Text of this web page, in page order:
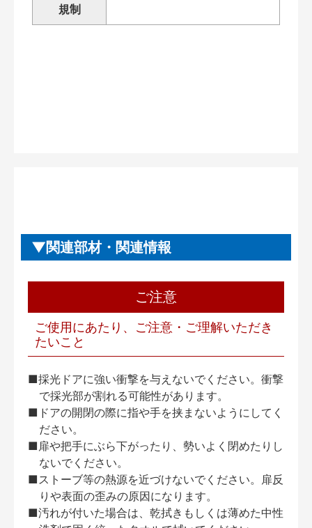
規制
関連部材・関連情報
ご注意
ご使用にあたり、ご注意・ご理解いただき
たいこと
■採光ドアに強い衝撃を与えないでください。衝撃
で採光部が割れる可能性があります。
■ドアの開閉の際に指や手を挟まないようにしてく
ださい。
■扉や把手にぶら下がったり、勢いよく閉めたりし
ないでください。
■ストーブ等の熱源を近づけないでください。扉反
りや表面の歪みの原因になります。
■汚れが付いた場合は、乾拭きもしくは薄めた中性